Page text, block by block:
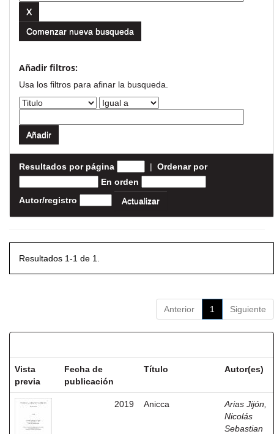
Comenzar nueva busqueda
Añadir filtros:
Usa los filtros para afinar la busqueda.
Resultados por página | Ordenar por
En orden
Autor/registro
Resultados 1-1 de 1.
Anterior 1 Siguiente
Vista
previa
Fecha de
publicación
Título Autor(es)
2019 Anicca
Arias Jijón,
Nicolás
Sebastian